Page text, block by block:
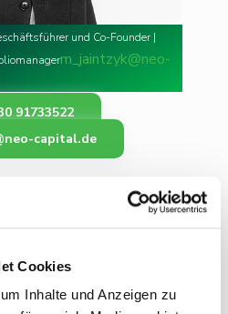
Cookies
Inhalte und Anzeigen zu
und Co-Founder |
m_jaintzyk@neo-
91733522
capital.de
bis Freitag
- 20.00 Uhr